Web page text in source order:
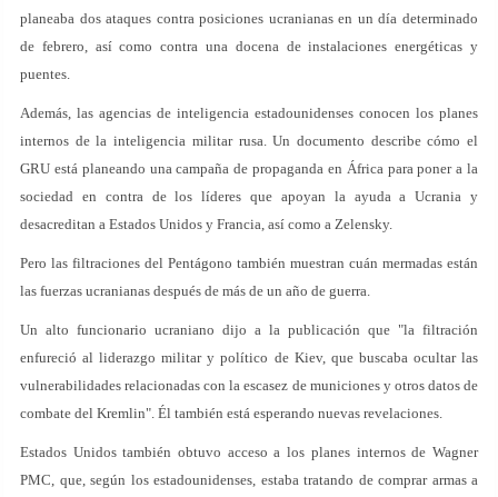
planeaba dos ataques contra posiciones ucranianas en un día determinado
de febrero, así como contra una docena de instalaciones energéticas y
puentes.
Además, las agencias de inteligencia estadounidenses conocen los planes
internos de la inteligencia militar rusa. Un documento describe cómo el
GRU está planeando una campaña de propaganda en África para poner a la
sociedad en contra de los líderes que apoyan la ayuda a Ucrania y
desacreditan a Estados Unidos y Francia, así como a Zelensky.
Pero las filtraciones del Pentágono también muestran cuán mermadas están
las fuerzas ucranianas después de más de un año de guerra.
Un alto funcionario ucraniano dijo a la publicación que "la filtración
enfureció al liderazgo militar y político de Kiev, que buscaba ocultar las
vulnerabilidades relacionadas con la escasez de municiones y otros datos de
combate del Kremlin". Él también está esperando nuevas revelaciones.
Estados Unidos también obtuvo acceso a los planes internos de Wagner
PMC, que, según los estadounidenses, estaba tratando de comprar armas a